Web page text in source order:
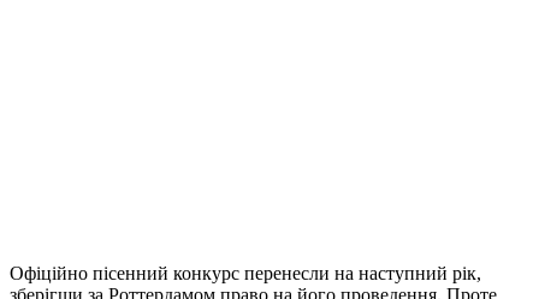
Офіційно пісенний конкурс перенесли на наступний рік,
зберігши за Роттердамом право на його проведення. Проте